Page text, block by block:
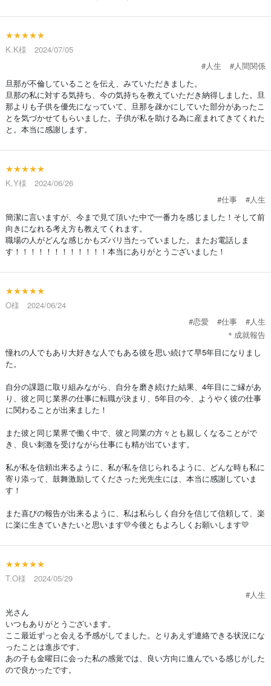
★★★★★
K.K様 2024/07/05
#人生
#人間関係
旦那が不倫していることを伝え、みていただきました。
旦那の私に対する気持ち、今の気持ちを教えていただき納得しました。旦
那よりも子供を優先になっていて、旦那を疎かにしていた部分があったこ
とを気づかせてもらいました。子供が私を助ける為に産まれてきてくれた
と。本当に感謝します。
★★★★★
K.Y様 2024/06/26
#仕事
#人生
簡潔に言いますが、今まで見て頂いた中で一番力を感じました！そして前
向きになれる考え方も教えてくれます。
職場の人がどんな感じかもズバリ当たっていました。またお電話しま
す！！！！！！！！！！！！本当にありがとうございました！
★★★★★
O様 2024/06/24
#恋愛
#仕事
#人生
＊成就報告
憧れの人でもあり大好きな人でもある彼を思い続けて早5年目になりまし
た。
自分の課題に取り組みながら、自分を磨き続けた結果、4年目にご縁があ
り、彼と同じ業界の仕事に転職が決まり、5年目の今、ようやく彼の仕事
に関わることが出来ました！
また彼と同じ業界で働く中で、彼と同業の方々とも親しくなることがで
き、良い刺激を受けながら仕事にも精が出ています。
私が私を信頼出来るように、私が私を信じられるように、どんな時も私に
寄り添って、鼓舞激励してくださった光先生には、本当に感謝していま
す！
また喜びの報告が出来るように、私は私らしく自分を信じて信頼して、楽
に楽に生きていきたいと思います💛今後ともよろしくお願いします💛
★★★★★
T.O様 2024/05/29
#人生
光さん
いつもありがとうございます。
ここ最近ずっと会える予感がしてました。とりあえず連絡できる状況にな
ったことは進歩です。
あの子も金曜日に会った私の感覚では、良い方向に進んでいる感じがした
ので良かったです。